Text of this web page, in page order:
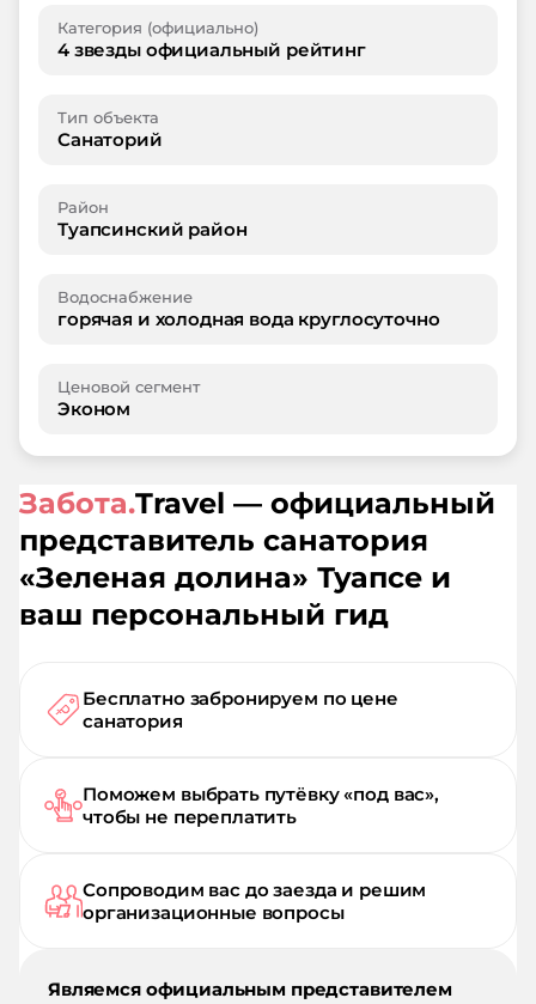
Категория (официально)
4 звезды официальный рейтинг
Тип объекта
Санаторий
Район
Туапсинский район
Водоснабжение
горячая и холодная вода круглосуточно
Ценовой сегмент
Эконом
Забота.Travel — официальный
представитель санатория
«Зеленая долина» Туапсе и
ваш персональный гид
Бесплатно забронируем по цене
санатория
Поможем выбрать путёвку «под вас»,
чтобы не переплатить
Сопроводим вас до заезда и решим
организационные вопросы
Являемся официальным представителем